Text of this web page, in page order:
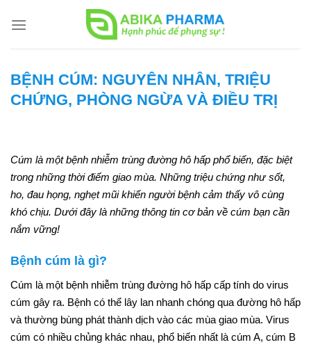
BỆNH CÚM: NGUYÊN NHÂN, TRIỆU
CHỨNG, PHÒNG NGỪA VÀ ĐIỀU TRỊ
Cúm là một bệnh nhiễm trùng đường hô hấp phổ biến, đặc biệt
trong những thời điểm giao mùa. Những triệu chứng như sốt,
ho, đau họng, nghẹt mũi khiến người bệnh cảm thấy vô cùng
khó chịu. Dưới đây là những thông tin cơ bản về cúm bạn cần
nắm vững!
Bệnh cúm là gì?
Cúm là một bệnh nhiễm trùng đường hô hấp cấp tính do virus
cúm gây ra. Bệnh có thể lây lan nhanh chóng qua đường hô hấp
và thường bùng phát thành dịch vào các mùa giao mùa. Virus
cúm có nhiều chủng khác nhau, phổ biến nhất là cúm A, cúm B